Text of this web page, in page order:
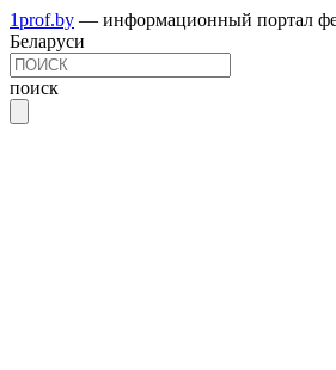
1prof.by — информационный портал
Беларуси
поиск